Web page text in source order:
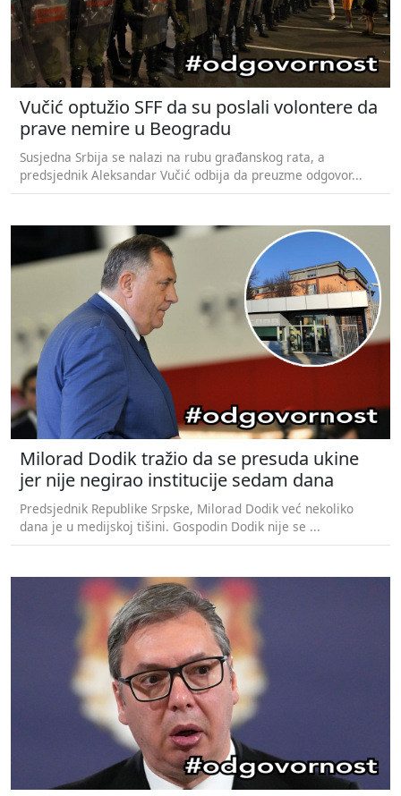
Vučić optužio SFF da su poslali volontere da
prave nemire u Beogradu
Susjedna Srbija se nalazi na rubu građanskog rata, a
predsjednik Aleksandar Vučić odbija da preuzme odgovor...
Milorad Dodik tražio da se presuda ukine
jer nije negirao institucije sedam dana
Predsjednik Republike Srpske, Milorad Dodik već nekoliko
dana je u medijskoj tišini. Gospodin Dodik nije se ...